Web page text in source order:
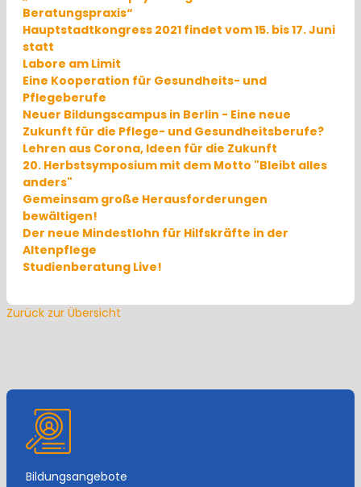
Beratungspraxis“
Hauptstadtkongress 2021 findet vom 15. bis 17. Juni
statt
Labore am Limit
Eine Kooperation für Gesundheits- und
Pflegeberufe
Neuer Bildungscampus in Berlin - Eine neue
Zukunft für die Pflege- und Gesundheitsberufe?
Lehren aus Corona, Ideen für die Zukunft
20. Herbstsymposium mit dem Motto "Bleibt alles
anders"
Gemeinsam große Herausforderungen
bewältigen!
Der neue Mindestlohn für Hilfskräfte in der
Altenpflege
Studienberatung Live!
Zurück zur Übersicht
Bildungsangebote